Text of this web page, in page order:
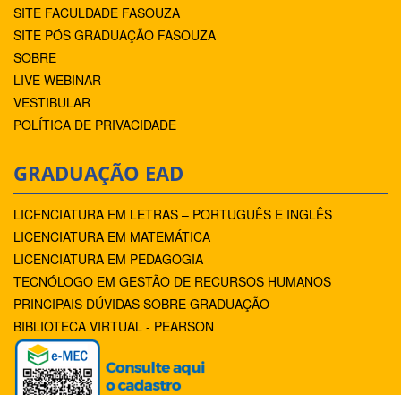
SITE FACULDADE FASOUZA
SITE PÓS GRADUAÇÃO FASOUZA
SOBRE
LIVE WEBINAR
VESTIBULAR
POLÍTICA DE PRIVACIDADE
GRADUAÇÃO EAD
LICENCIATURA EM LETRAS – PORTUGUÊS E INGLÊS
LICENCIATURA EM MATEMÁTICA
LICENCIATURA EM PEDAGOGIA
TECNÓLOGO EM GESTÃO DE RECURSOS HUMANOS
PRINCIPAIS DÚVIDAS SOBRE GRADUAÇÃO
BIBLIOTECA VIRTUAL - PEARSON